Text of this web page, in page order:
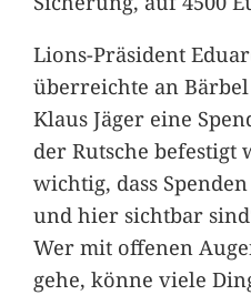
Lions-Präsident
überreichte an
Klaus Jäger eine
der Rutsche befestigt
wichtig, dass
und hier sichtbar
Wer mit offenen
gehe, könne viele